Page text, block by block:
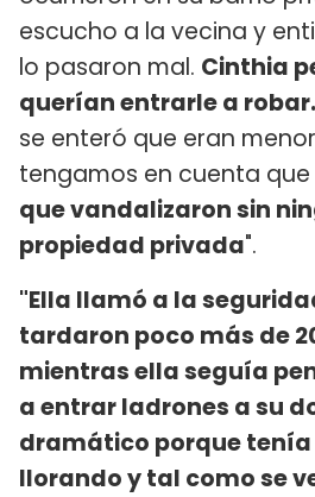
escucho a la vecina y
lo pasaron mal. Cinthia
querían entrarle a robar.
se enteró que eran
tengamos en cuenta que
que vandalizaron sin
propiedad privada".
"Ella llamó a la
tardaron poco más de
mientras ella seguía
a entrar ladrones a su
dramático porque tenía
llorando y tal como se